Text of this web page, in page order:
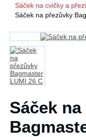
Sáček na cvičky a
Sáček na přezůvky
Sáček